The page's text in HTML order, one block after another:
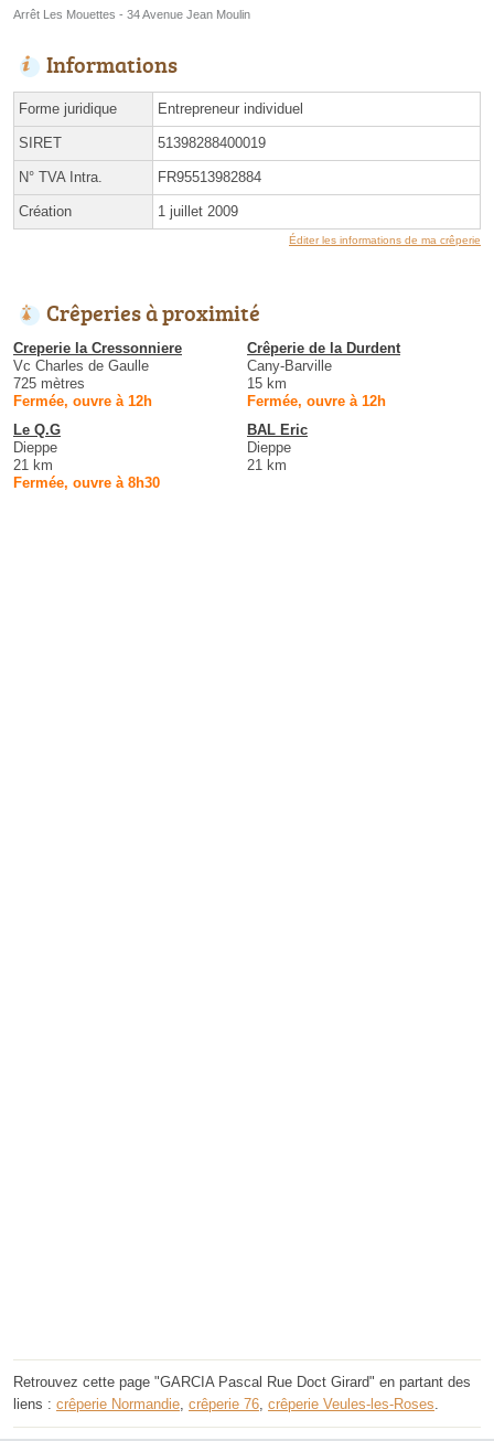
Arrêt Les Mouettes - 34 Avenue Jean Moulin
Informations
Forme juridique Entrepreneur individuel
SIRET 51398288400019
N° TVA Intra. FR95513982884
Création 1 juillet 2009
Éditer les informations de ma crêperie
Crêperies à proximité
Creperie la Cressonniere
Vc Charles de Gaulle
725 mètres
Fermée, ouvre à 12h
Crêperie de la Durdent
Cany-Barville
15 km
Fermée, ouvre à 12h
Le Q.G
Dieppe
21 km
Fermée, ouvre à 8h30
BAL Eric
Dieppe
21 km
Retrouvez cette page "GARCIA Pascal Rue Doct Girard" en partant des
liens : crêperie Normandie crêperie 76 crêperie Veules-les-Roses